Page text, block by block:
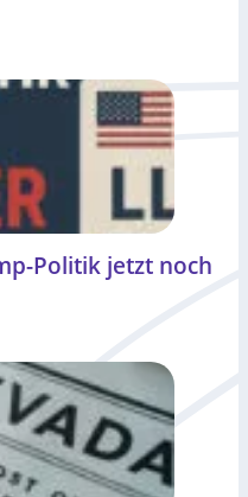
Politik jetzt noch